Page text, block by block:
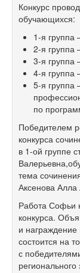
Конкурс
обучающихся:
1-я группа
2-я группа
3-я группа
4-я группа
5-я группа
по
Победителем
конкурса
в 1-ой группе
тема
Аксенова Алла
Работа Софьи
конкурса.
и
состоится на
с
регионального